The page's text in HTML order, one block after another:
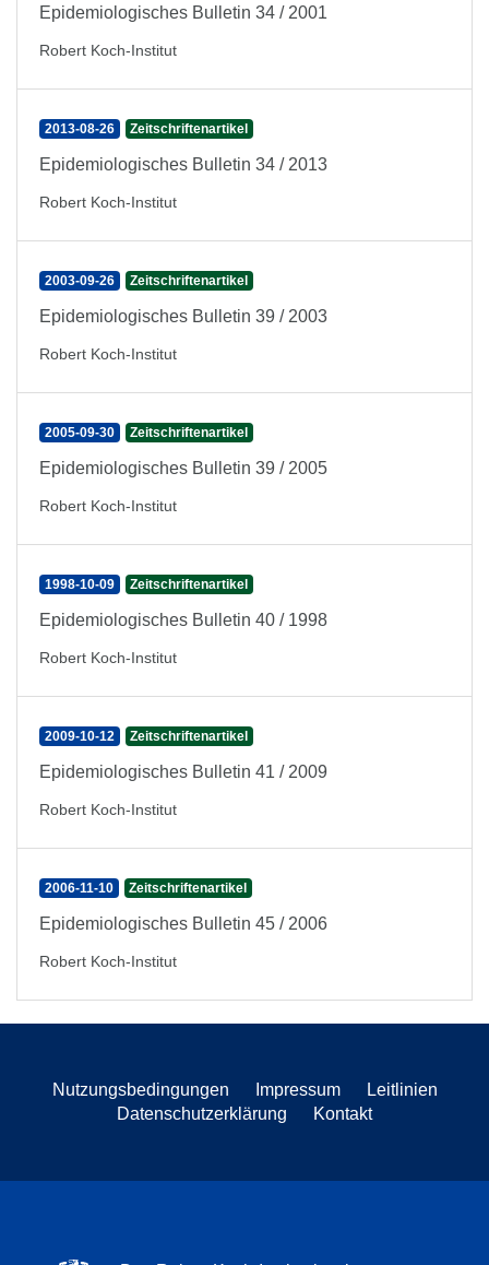
Epidemiologisches Bulletin 34 / 2001
Robert Koch-Institut
2013-08-26 Zeitschriftenartikel
Epidemiologisches Bulletin 34 / 2013
Robert Koch-Institut
2003-09-26 Zeitschriftenartikel
Epidemiologisches Bulletin 39 / 2003
Robert Koch-Institut
2005-09-30 Zeitschriftenartikel
Epidemiologisches Bulletin 39 / 2005
Robert Koch-Institut
1998-10-09 Zeitschriftenartikel
Epidemiologisches Bulletin 40 / 1998
Robert Koch-Institut
2009-10-12 Zeitschriftenartikel
Epidemiologisches Bulletin 41 / 2009
Robert Koch-Institut
2006-11-10 Zeitschriftenartikel
Epidemiologisches Bulletin 45 / 2006
Robert Koch-Institut
Nutzungsbedingungen Impressum
Leitlinien
Datenschutzerklärung
Kontakt